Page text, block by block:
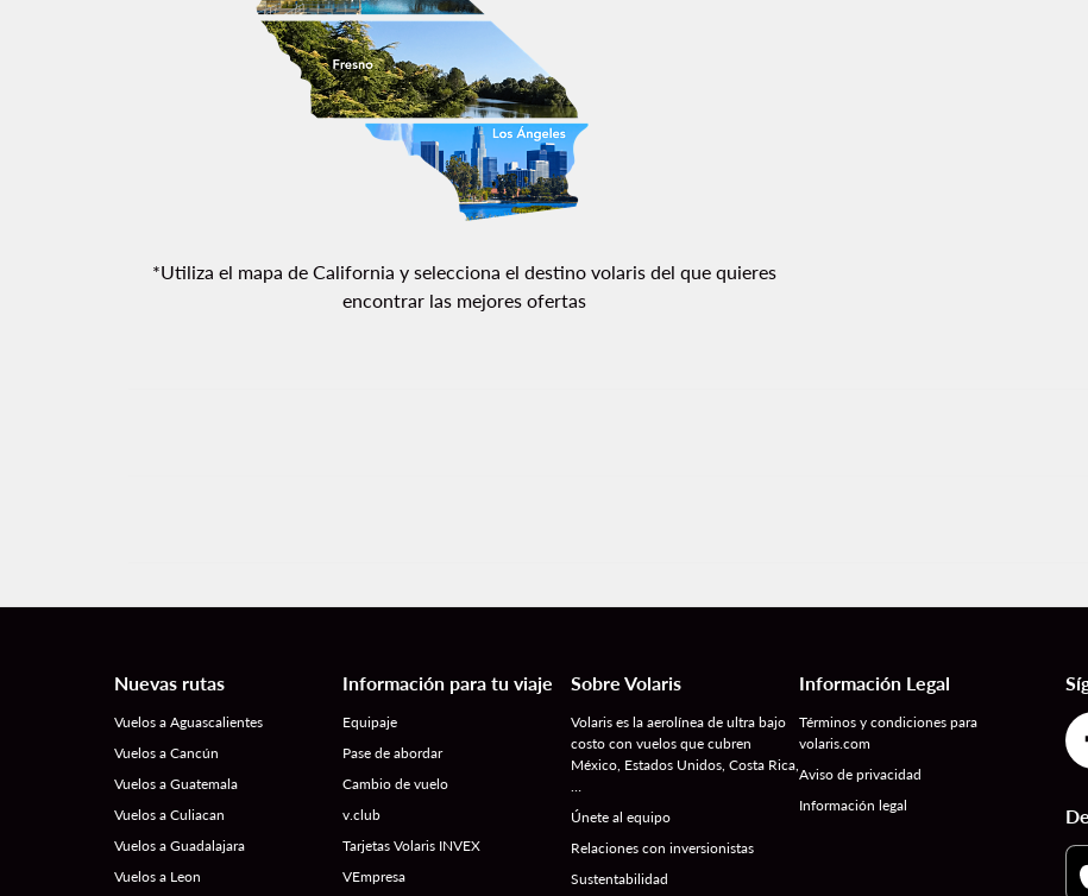
*Utiliza el mapa de California y selecciona el destino volaris del que quieres
encontrar las mejores ofertas
Nuevas rutas
Vuelos a Aguascalientes
Vuelos a Cancún
Vuelos a Guatemala
Vuelos a Culiacan
Vuelos a Guadalajara
Vuelos a Leon
Información para tu viaje
Equipaje
Pase de abordar
Cambio de vuelo
v.club
Tarjetas Volaris INVEX
VEmpresa
Sobre Volaris
Volaris es la aerolínea de ultra bajo
costo con vuelos que cubren
México, Estados Unidos, Costa Rica,
…
Únete al equipo
Relaciones con inversionistas
Sustentabilidad
Información Legal
Términos y condiciones para
volaris.com
Aviso de privacidad
Información legal